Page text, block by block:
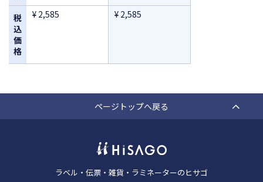
税
込
価
格
¥ 2,585 ¥ 2,585
ページトップへ戻る
ラベル・伝票・雑貨・ラミネーターのヒサゴ